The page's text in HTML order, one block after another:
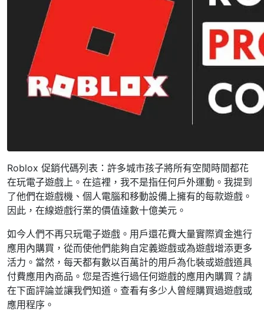
Roblox 促銷代碼列表：許多城市孩子將所有空閒時間都花
在玩電子遊戲上。在這裡，我不是指任何戶外運動。我提到
了他們在遊戲機、個人電腦和移動設備上擁有的每款遊戲。
因此，在線遊戲行業的價值達數十億美元。
如今人們不再只玩電子遊戲。用戶還花費大量實際資金進行
應用內購買，從而使他們能夠自定義遊戲或為遊戲增添更多
活力。當然，每天都有數以百萬計的用戶為化裝或遊戲道具
付費應用內商品。您是否進行過任何遊戲的應用內購買？請
在下面評論並讓我們知道。查看有多少人曾經購買過遊戲或
應用程序。